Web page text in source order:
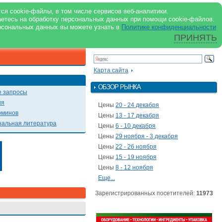
cookie-файлы, в том числе сервисов веб-аналитики.
на обработку персональных данных при помощи cookie-файлов.
данных вы можете узнать в Политике конфиденциальности
ПРИНЯТЬ
support@milkbranch.ru
О портале
Реклама в журнале
Реклама на портале
Архив номеров
запросы
литература
Карта сайта
ОБЗОР РЫНКА
Цены 20 - 24 декабря
Цены 13 - 17 декабря
Цены 6 - 10 декабря
Цены 29 ноября - 3 декабря
Цены 22 - 26 ноября
Цены 15 - 19 ноября
Цены 8 - 12 ноября
Еще...
Зарегистрированных посетителей: 11973